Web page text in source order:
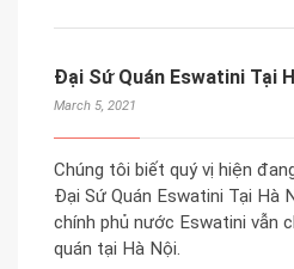
Đại Sứ Quán Eswatini Tại
March 5, 2021
Chúng tôi biết quý vị hiện
Đại Sứ Quán Eswatini Tại Hà
chính phủ nước Eswatini vẫn
quán tại Hà Nội.